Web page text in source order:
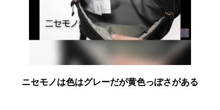
ニセモノは色はグレーだが黄色っぽさがある